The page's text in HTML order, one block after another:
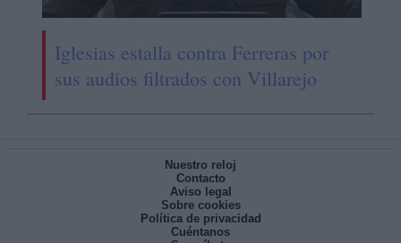
Iglesias estalla contra Ferreras por
sus audios filtrados con Villarejo
Nuestro reloj
Contacto
Aviso legal
Sobre cookies
Política de privacidad
Cuéntanos